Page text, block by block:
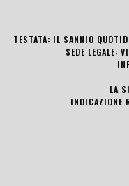
TESTATA: IL SANNIO
SEDE LEGALE:
LA
INDICAZIONE